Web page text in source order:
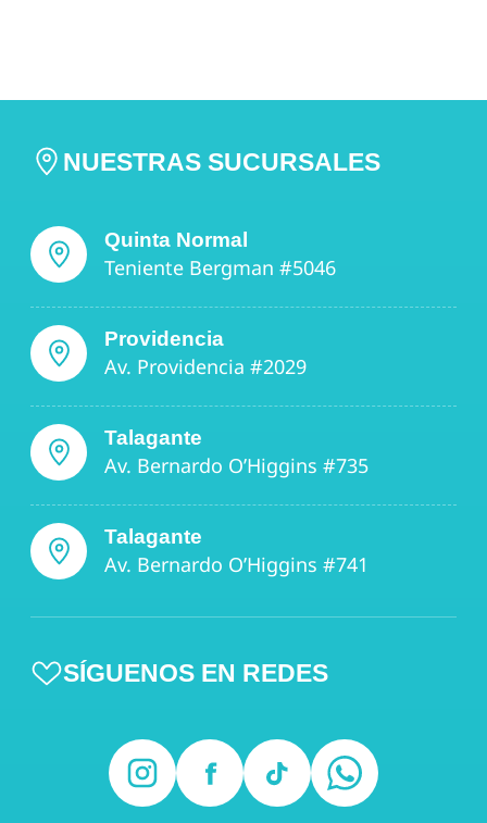
NUESTRAS SUCURSALES
Quinta Normal
Teniente Bergman #5046
Providencia
Av. Providencia #2029
Talagante
Av. Bernardo O’Higgins #735
Talagante
Av. Bernardo O’Higgins #741
SÍGUENOS EN REDES